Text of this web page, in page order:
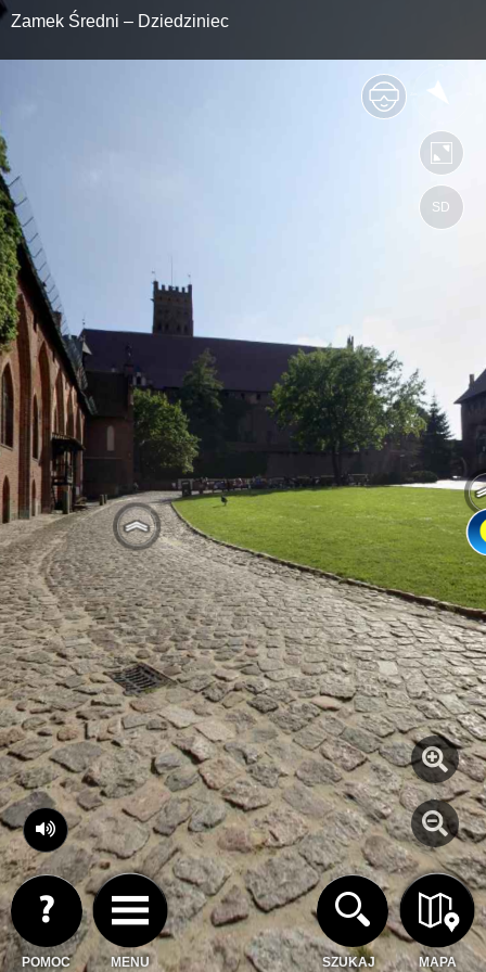
https://
Mapa serwisu
Zamek Średni – Dziedziniec
MENU MAPA
POMOC
SD
SZUKAJ